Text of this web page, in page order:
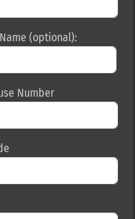
(optional):
Number